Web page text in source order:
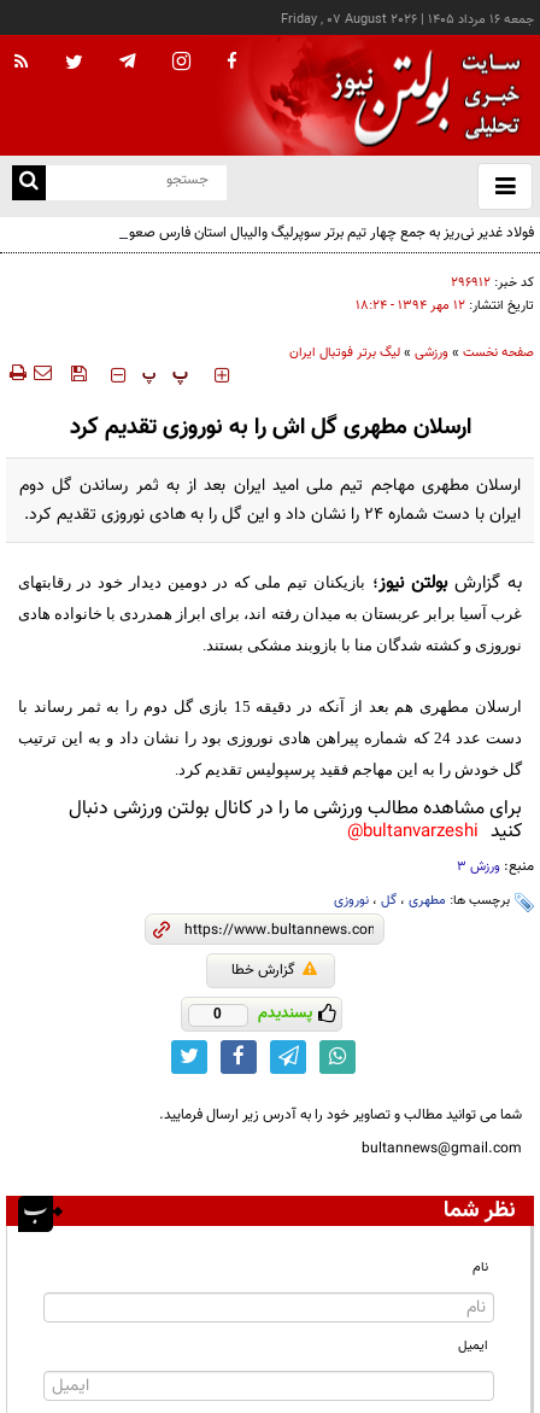
جمعه ۱۶ مرداد ۱۴۰۵ |
Friday , 07 August 2026
باز
و
فولاد غدیر نی‌ریز به جمع چهار تیم برتر سوپرلیگ والیبال استان فارس صعود کرد
کد خبر: ۲۹۶۹۱۲
تاریخ انتشار: ۱۲ مهر ۱۳۹۴ - ۱۸:۲۴
صفحه نخست »ورزشی »لیگ برتر فوتبال ایران
‍‍‍ پ پ
ارسلان مطهری گل اش را به نوروزی تقدیم کرد
ارسلان مطهری مهاجم تیم ملی امید ایران بعد از به ثمر رساندن گل دوم
ایران با دست شماره 24 را نشان داد و این گل را به هادی نوروزی تقدیم کرد.
به گزارشبولتن نیوز؛ بازیکنان تیم ملی که در دومین دیدار خود در رقابتهای
غرب آسیا برابر عربستان به میدان رفته اند، برای ابراز همدردی با خانواده هادی
نوروزی و کشته شدگان منا با بازوبند مشکی بستند.
ارسلان مطهری هم بعد از آنکه در دقیقه 15 بازی گل دوم را به ثمر رساند با
دست عدد 24 که شماره پیراهن هادی نوروزی بود را نشان داد و به این ترتیب
گل خودش را به این مهاجم فقید پرسپولیس تقدیم کرد.
برای مشاهده مطالب ورزشی ما را در کانال بولتن ورزشی دنبال
کنید bultanvarzeshi@
منبع: ورزش 3
برچسب ها: مطهری ، گل ، نوروزی
گزارش خطا
پسندیدم 0
شما می توانید مطالب و تصاویر خود را به آدرس زیر ارسال فرمایید.
bultannews@gmail.com
نظر شما
نام
ایمیل